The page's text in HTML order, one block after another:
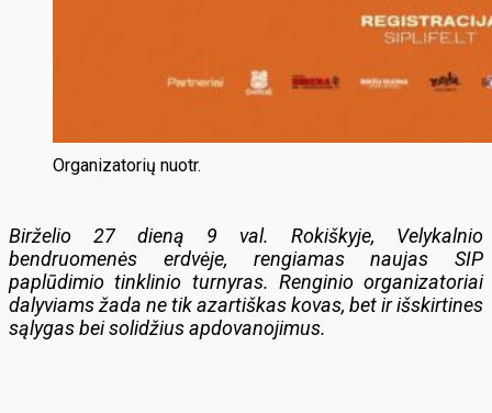
Organizatorių nuotr.
Birželio 27 dieną 9 val. Rokiškyje, Velykalnio
bendruomenės erdvėje, rengiamas naujas SIP
paplūdimio tinklinio turnyras. Renginio organizatoriai
dalyviams žada ne tik azartiškas kovas, bet ir išskirtines
sąlygas bei solidžius apdovanojimus.